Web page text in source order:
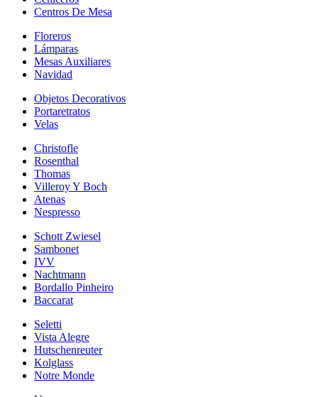
Centros De Mesa
Floreros
Lámparas
Mesas Auxiliares
Navidad
Objetos Decorativos
Portaretratos
Velas
Christofle
Rosenthal
Thomas
Villeroy Y Boch
Atenas
Nespresso
Schott Zwiesel
Sambonet
IVV
Nachtmann
Bordallo Pinheiro
Baccarat
Seletti
Vista Alegre
Hutschenreuter
Kolglass
Notre Monde